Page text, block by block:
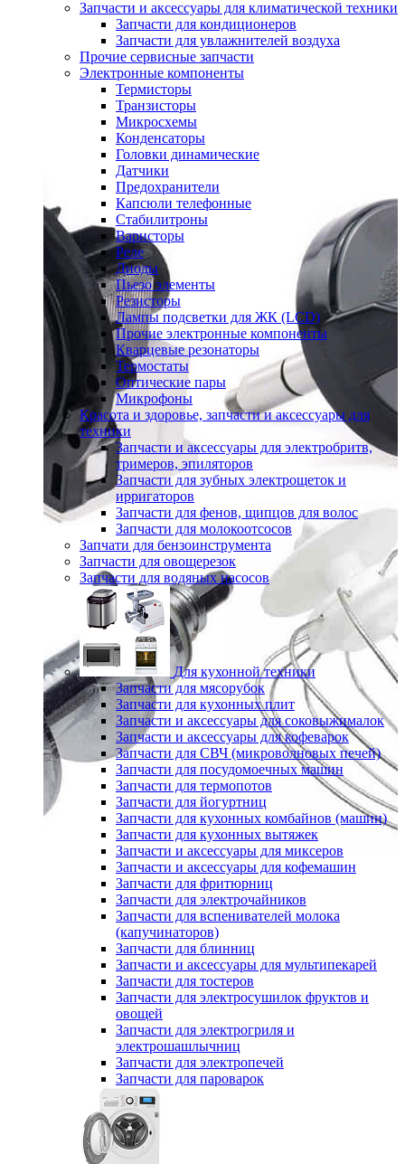
Запчасти и аксессуары для климатической техники
Запчасти для кондиционеров
Запчасти для увлажнителей воздуха
Прочие сервисные запчасти
Электронные компоненты
Термисторы
Транзисторы
Микросхемы
Конденсаторы
Головки динамические
Датчики
Предохранители
Капсюли телефонные
Стабилитроны
Варисторы
Реле
Диоды
Пьезо элементы
Резисторы
Лампы подсветки для ЖК (LCD)
Прочие электронные компоненты
Кварцевые резонаторы
Термостаты
Оптические пары
Микрофоны
Красота и здоровье, запчасти и аксессуары для
техники
Запчасти и аксессуары для электробритв,
тримеров, эпиляторов
Запчасти для зубных электрощеток и
ирригаторов
Запчасти для фенов, щипцов для волос
Запчасти для молокоотсосов
Запчати для бензоинструмента
Запчасти для овощерезок
Запчасти для водяных насосов
Для кухонной техники
Запчасти для мясорубок
Запчасти для кухонных плит
Запчасти и аксессуары для соковыжималок
Запчасти и аксессуары для кофеварок
Запчасти для СВЧ (микроволновых печей)
Запчасти для посудомоечных машин
Запчасти для термопотов
Запчасти для йогуртниц
Запчасти для кухонных комбайнов (машин)
Запчасти для кухонных вытяжек
Запчасти и аксессуары для миксеров
Запчасти и аксессуары для кофемашин
Запчасти для фритюрниц
Запчасти для электрочайников
Запчасти для вспенивателей молока
(капучинаторов)
Запчасти для блинниц
Запчасти и аксессуары для мультипекарей
Запчасти для тостеров
Запчасти для электросушилок фруктов и
овощей
Запчасти для электрогриля и
электрошашлычниц
Запчасти для электропечей
Запчасти для пароварок